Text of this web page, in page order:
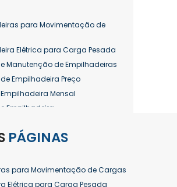
para Movimentação de
Elétrica para Carga Pesada
Manutenção de Empilhadeiras
Empilhadeira Preço
Mensal
Empilhadeira
Empilhadeira Diária Valor
Empilhadeira Elétrica Preço
Empilhadeira Mensal
PÁGINAS
para Movimentação de Cargas
Elétrica para Carga Pesada